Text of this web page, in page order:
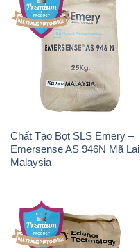
Chất Tạo Bọt SLS Emery –
Emersense AS 946N Mã Lai
Malaysia